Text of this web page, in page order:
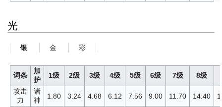
光
银 金 彩
词条
加
护
1级 2级 3级 4级 5级 6级 7级 8级
攻击
力
诸
神
1.80 3.24 4.68 6.12 7.56 9.00 11.70 14.40